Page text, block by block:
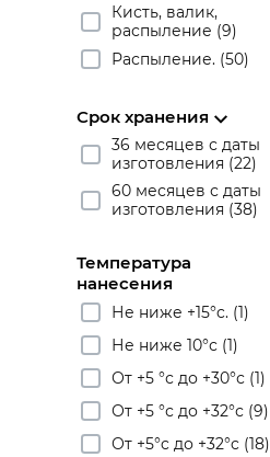
Кисть, валик,
распыление (9)
Распыление. (50)
Срок хранения
36 месяцев с даты
изготовления (22)
60 месяцев с даты
изготовления (38)
Температура
нанесения
Не ниже +15°c. (1)
Не ниже 10°с (1)
От +5 °с до +30°с (1)
От +5 °с до +32°с (9)
От +5°c до +32°c (18)